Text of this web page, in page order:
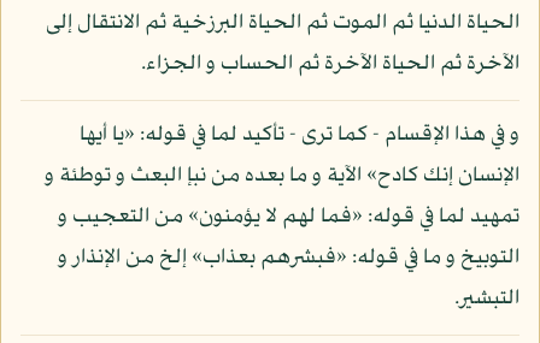
الحياة الدنيا ثم الموت ثم الحياة البرزخية ثم الانتقال إلى
الآخرة ثم الحياة الآخرة ثم الحساب و الجزاء.
و في هذا الإقسام - كما ترى - تأكيد لما في قوله: «يا أيها
الإنسان إنك كادح» الآية و ما بعده من نبإ البعث و توطئة و
تمهيد لما في قوله: «فما لهم لا يؤمنون» من التعجيب و
التوبيخ و ما في قوله: «فبشرهم بعذاب» إلخ من الإنذار و
التبشير.